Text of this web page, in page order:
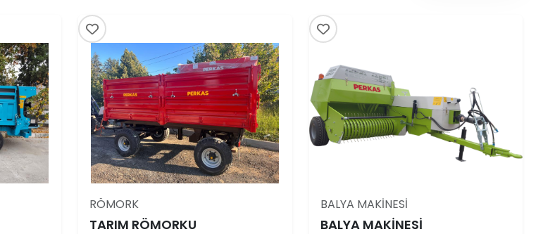
RÖMORK
TARIM RÖMORKU
BALYA MAKİNESİ
BALYA MAKİNESİ